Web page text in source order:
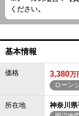
ください。
基本情報
価格 3,380万
ローン
所在地 神奈川県